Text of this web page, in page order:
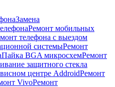
Замена
Ремонт мобильных
телефона с выездом
системыРемонт
Пайка BGA микросхемРемонт
защитного стекла
центре AddroidРемонт
VivoРемонт